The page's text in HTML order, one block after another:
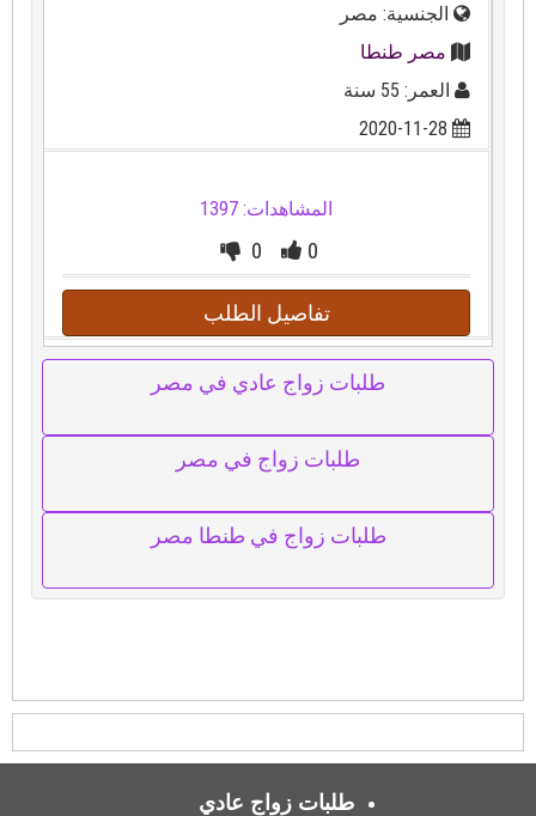
الجنسية: مصر
مصر طنطا
العمر: 55 سنة
2020-11-28
المشاهدات: 1397
0
0
تفاصيل الطلب
طلبات زواج عادي في مصر
طلبات زواج في مصر
طلبات زواج في طنطا مصر
طلبات زواج عادي